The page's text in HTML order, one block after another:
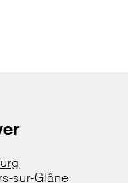
sur-Glâne